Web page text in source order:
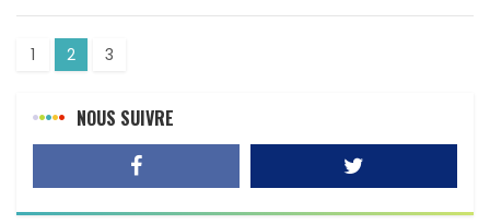
1 2 3
NOUS SUIVRE